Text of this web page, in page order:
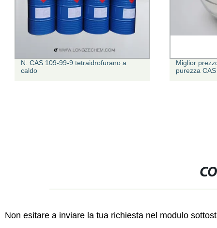
N. CAS 109-99-9 tetraidrofurano a
caldo
Miglior
purezza
Non esitare a inviare la tua richiesta nel modulo